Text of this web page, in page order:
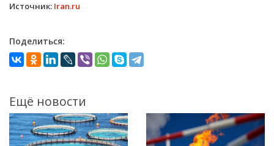
Источник: Iran.ru
Поделиться:
Ещё новости